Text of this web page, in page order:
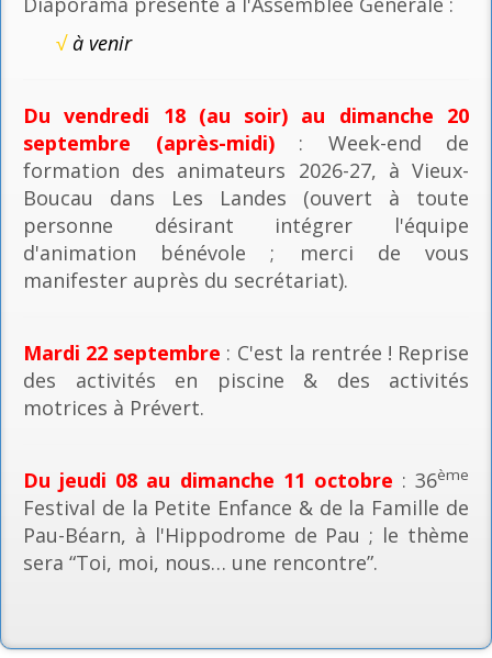
√à venir
Du vendredi 18 (au soir) au dimanche 20
septembre (après-midi): Week-end de
formation des animateurs 2026-27, à Vieux-
Boucau dans Les Landes (ouvert à toute
personne désirant intégrer l'équipe
d'animation bénévole ; merci de vous
manifester auprès du secrétariat).
Mardi 22 septembre : C'est la rentrée ! Reprise
des activités en piscine & des activités
motrices à Prévert.
Du jeudi 08 au dimanche 11 octobre : 36ème
Festival de la Petite Enfance & de la Famille de
Pau-Béarn, à l'Hippodrome de Pau ; le thème
sera “Toi, moi, nous… une rencontre”.